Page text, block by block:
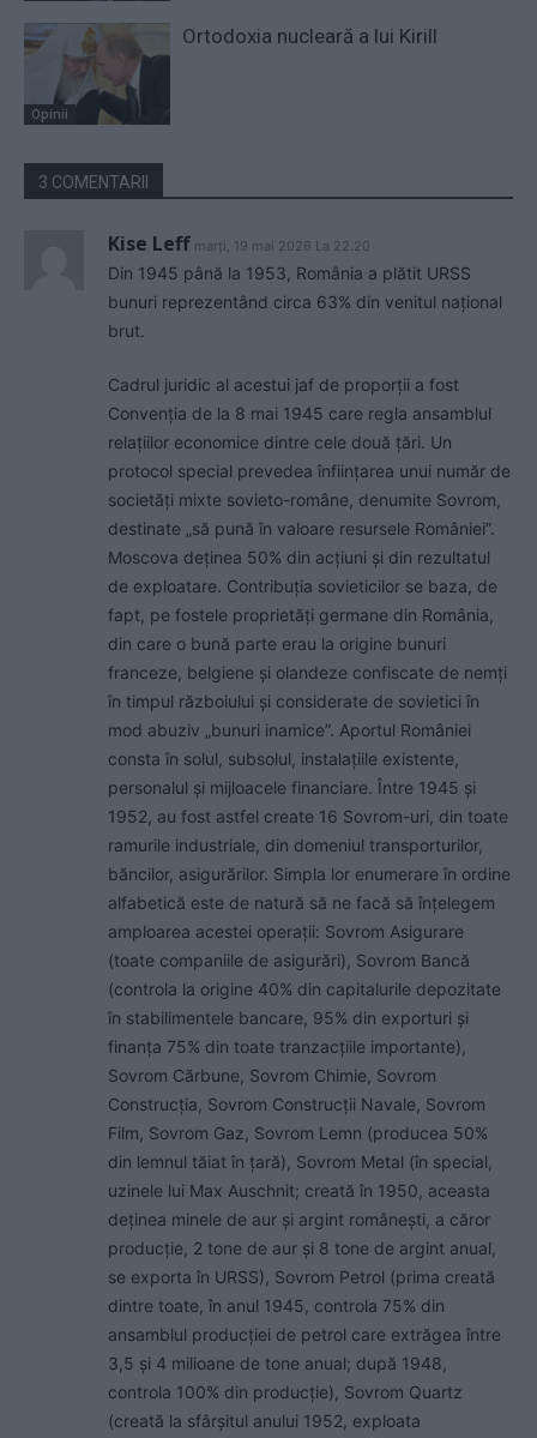
Opinii
Ortodoxia nucleară a lui Kirill
3 COMENTARII
Kise Leff marți, 19 mai 2026 La 22.20
Din 1945 până la 1953, România a plătit URSS
bunuri reprezentând circa 63% din venitul național
brut.
Cadrul juridic al acestui jaf de proporții a fost
Convenția de la 8 mai 1945 care regla ansamblul
relațiilor economice dintre cele două țări. Un
protocol special prevedea înființarea unui număr de
societăți mixte sovieto-române, denumite Sovrom,
destinate „să pună în valoare resursele României”.
Moscova deținea 50% din acțiuni și din rezultatul
de exploatare. Contribuția sovieticilor se baza, de
fapt, pe fostele proprietăți germane din România,
din care o bună parte erau la origine bunuri
franceze, belgiene și olandeze confiscate de nemți
în timpul războiului și considerate de sovietici în
mod abuziv „bunuri inamice”. Aportul României
consta în solul, subsolul, instalațiile existente,
personalul și mijloacele financiare. Între 1945 și
1952, au fost astfel create 16 Sovrom-uri, din toate
ramurile industriale, din domeniul transporturilor,
băncilor, asigurărilor. Simpla lor enumerare în ordine
alfabetică este de natură să ne facă să înțelegem
amploarea acestei operații: Sovrom Asigurare
(toate companiile de asigurări), Sovrom Bancă
(controla la origine 40% din capitalurile depozitate
în stabilimentele bancare, 95% din exporturi și
finanța 75% din toate tranzacțiile importante),
Sovrom Cărbune, Sovrom Chimie, Sovrom
Construcția, Sovrom Construcții Navale, Sovrom
Film, Sovrom Gaz, Sovrom Lemn (producea 50%
din lemnul tăiat în țară), Sovrom Metal (în special,
uzinele lui Max Auschnit; creată în 1950, aceasta
deținea minele de aur și argint românești, a căror
producție, 2 tone de aur și 8 tone de argint anual,
se exporta în URSS), Sovrom Petrol (prima creată
dintre toate, în anul 1945, controla 75% din
ansamblul producției de petrol care extrăgea între
3,5 și 4 milioane de tone anual; după 1948,
controla 100% din producție), Sovrom Quartz
(creată la sfârșitul anului 1952, exploata